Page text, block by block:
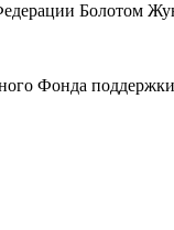
Болотом
Фонда поддержки